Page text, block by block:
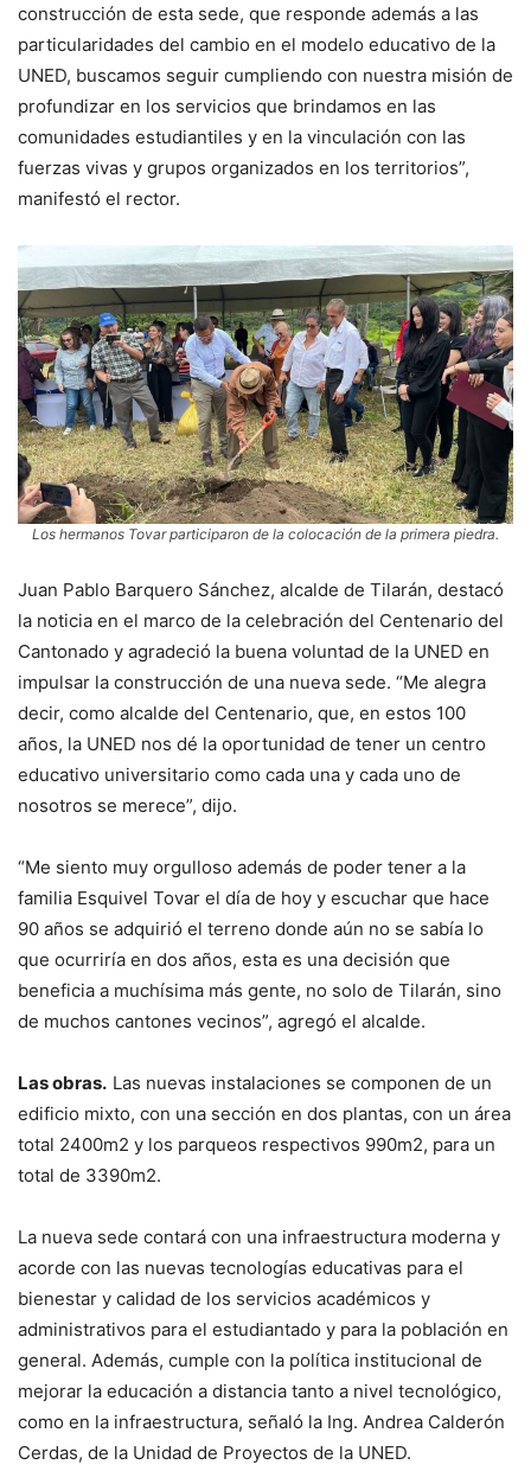
construcción de esta sede, que responde además a las
particularidades del cambio en el modelo educativo de la
UNED, buscamos seguir cumpliendo con nuestra misión de
profundizar en los servicios que brindamos en las
comunidades estudiantiles y en la vinculación con las
fuerzas vivas y grupos organizados en los territorios”,
manifestó el rector.
Los hermanos Tovar participaron de la colocación de la primera piedra.
Juan Pablo Barquero Sánchez, alcalde de Tilarán, destacó
la noticia en el marco de la celebración del Centenario del
Cantonado y agradeció la buena voluntad de la UNED en
impulsar la construcción de una nueva sede. “Me alegra
decir, como alcalde del Centenario, que, en estos 100
años, la UNED nos dé la oportunidad de tener un centro
educativo universitario como cada una y cada uno de
nosotros se merece”, dijo.
“Me siento muy orgulloso además de poder tener a la
familia Esquivel Tovar el día de hoy y escuchar que hace
90 años se adquirió el terreno donde aún no se sabía lo
que ocurriría en dos años, esta es una decisión que
beneficia a muchísima más gente, no solo de Tilarán, sino
de muchos cantones vecinos”, agregó el alcalde.
Las obras. Las nuevas instalaciones se componen de un
edificio mixto, con una sección en dos plantas, con un área
total 2400m2 y los parqueos respectivos 990m2, para un
total de 3390m2.
La nueva sede contará con una infraestructura moderna y
acorde con las nuevas tecnologías educativas para el
bienestar y calidad de los servicios académicos y
administrativos para el estudiantado y para la población en
general. Además, cumple con la política institucional de
mejorar la educación a distancia tanto a nivel tecnológico,
como en la infraestructura, señaló la Ing. Andrea Calderón
Cerdas, de la Unidad de Proyectos de la UNED.